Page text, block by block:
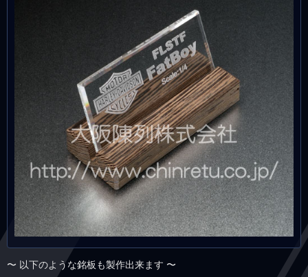
〜 以下のような銘板も製作出来ます 〜